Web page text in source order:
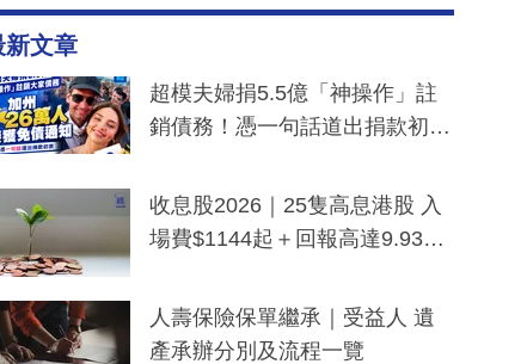
新文章
超模夫婦捐5.5億「神操作」註
銷債務！憑一句話道出捐款初
一度被誤當詐騙手段
收息股2026｜25隻高息港股 入
場費$1144起＋回報高達9.93
人壽保險保單繼承｜受益人 遺
產承辦分別及流程一覽